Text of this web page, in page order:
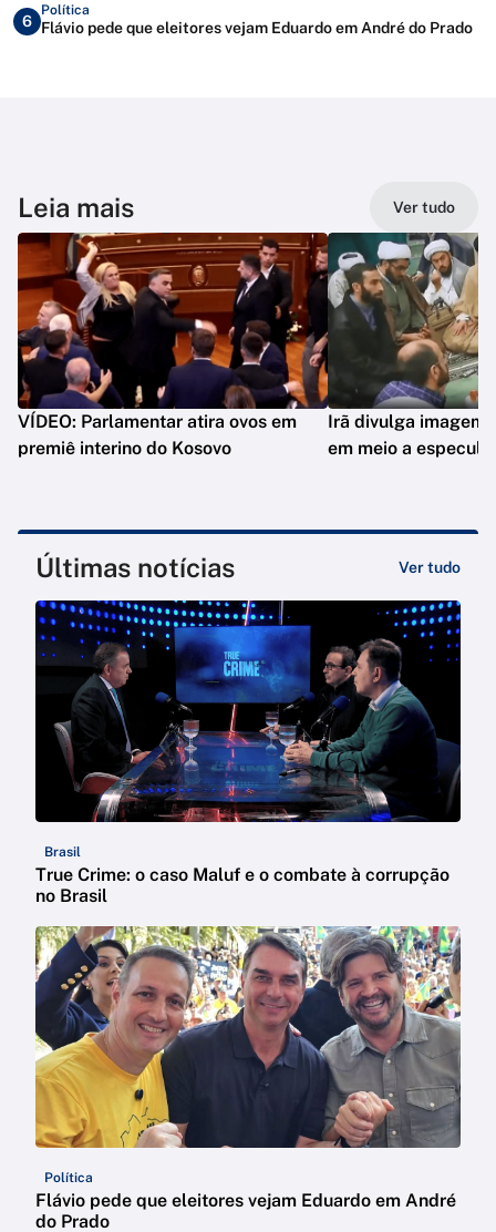
6
Política
Flávio pede que eleitores vejam Eduardo em André do Prado
Leia mais Ver tudo
VÍDEO: Parlamentar atira ovos em
premiê interino do Kosovo
Irã divulga imagem
em meio a
Últimas notícias Ver tudo
Brasil
True Crime: o caso Maluf e o combate à corrupção
no Brasil
Política
Flávio pede que eleitores vejam Eduardo em André
do Prado